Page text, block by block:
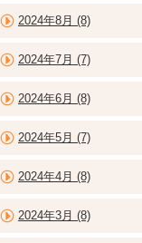
2024年8月 (8)
2024年7月 (7)
2024年6月 (8)
2024年5月 (7)
2024年4月 (8)
2024年3月 (8)